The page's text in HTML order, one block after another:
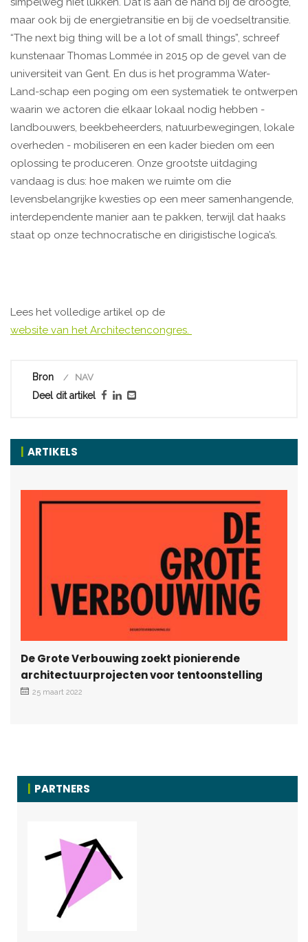
maar ook bij de energietransitie en bij de voedseltransitie.
“The next big thing will be a lot of small things”, schreef
kunstenaar Thomas Lommée in 2015 op de gevel van de
universiteit van Gent. En dus is het programma Water-
Land-schap een poging om een systematiek te ontwerpen
waarin we actoren die elkaar lokaal nodig hebben -
landbouwers, beekbeheerders, natuurbewegingen, lokale
overheden - mobiliseren en een kader bieden om een
oplossing te produceren. Onze grootste uitdaging
vandaag is dus: hoe maken we ruimte om die
levensbelangrijke kwesties op een meer samenhangende,
interdependente manier aan te pakken, terwijl dat haaks
staat op onze technocratische en dirigistische logica’s.
Lees het volledige artikel op de
website van het Architectencongres.
Bron NAV
Deel dit artikel
ARTIKELS
De Grote Verbouwing zoekt pionierende
architectuurprojecten voor tentoonstelling
25 maart 2022
PARTNERS